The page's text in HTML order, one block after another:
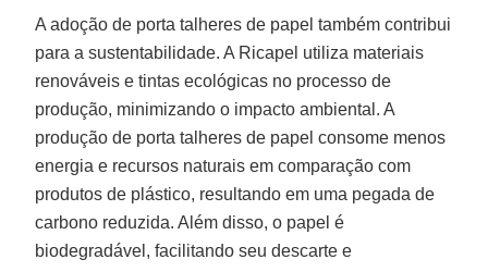
A adoção de porta talheres de papel também contribui
para a sustentabilidade. A Ricapel utiliza materiais
renováveis e tintas ecológicas no processo de
produção, minimizando o impacto ambiental. A
produção de porta talheres de papel consome menos
energia e recursos naturais em comparação com
produtos de plástico, resultando em uma pegada de
carbono reduzida. Além disso, o papel é
biodegradável, facilitando seu descarte e